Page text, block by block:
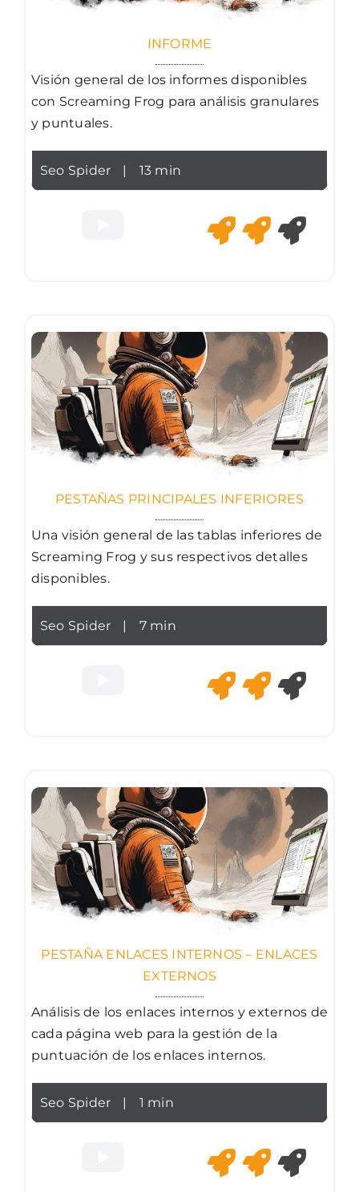
INFORME
Visión general de los informes disponibles
con Screaming Frog para análisis granulares
y puntuales.
Seo Spider | 13 min
PESTAÑAS PRINCIPALES INFERIORES
Una visión general de las tablas inferiores de
Screaming Frog y sus respectivos detalles
disponibles.
Seo Spider | 7 min
PESTAÑA ENLACES INTERNOS – ENLACES
EXTERNOS
Análisis de los enlaces internos y externos de
cada página web para la gestión de la
puntuación de los enlaces internos.
Seo Spider | 1 min